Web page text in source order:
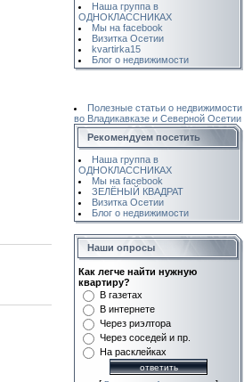
Наша группа в
ОДНОКЛАССНИКАХ
Мы на facebook
Визитка Осетии
kvartirka15
Блог о недвижимости
Полезные статьи о недвижимости
во Владикавказе и Северной Осетии
Рекомендуем посетить
Наша группа в
ОДНОКЛАССНИКАХ
Мы на facebook
ЗЕЛЁНЫЙ КВАДРАТ
Визитка Осетии
Блог о недвижимости
Наши опросы
Как легче найти нужную
квартиру?
В газетах
В интернете
Через риэлтора
Через соседей и пр.
На расклейках